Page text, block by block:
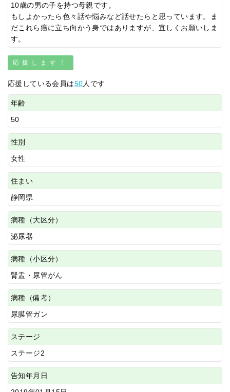
10歳の男の子を持つ母親です。
もしよかったら色々話や悩みなど話せたらと思っています。ま
だこれら癌に立ち向かう身ではありますが、宜しくお願いしま
す。
応援します！
応援している会員は50人です
年齢
50
性別
女性
住まい
静岡県
病種（大区分）
泌尿器
病種（小区分）
腎盂・尿管がん
病種（備考）
尿膜管ガン
ステージ
ステージ2
告知年月日